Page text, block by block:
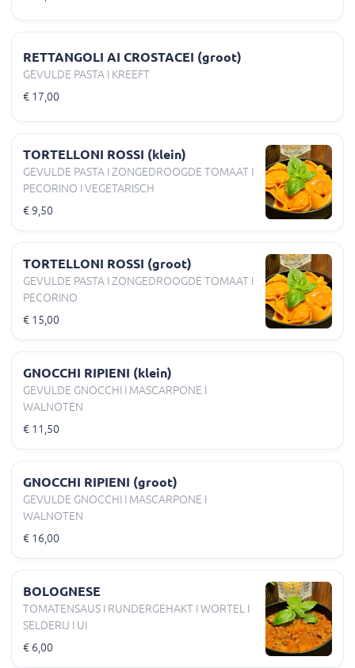
RETTANGOLI AI CROSTACEI (groot)
GEVULDE PASTA I KREEFT
€ 17,00
TORTELLONI ROSSI (klein)
GEVULDE PASTA I ZONGEDROOGDE TOMAAT I
PECORINO I VEGETARISCH
€ 9,50
TORTELLONI ROSSI (groot)
GEVULDE PASTA I ZONGEDROOGDE TOMAAT I
PECORINO
€ 15,00
GNOCCHI RIPIENI (klein)
GEVULDE GNOCCHI I MASCARPONE I
WALNOTEN
€ 11,50
GNOCCHI RIPIENI (groot)
GEVULDE GNOCCHI I MASCARPONE I
WALNOTEN
€ 16,00
BOLOGNESE
TOMATENSAUS I RUNDERGEHAKT I WORTEL I
SELDERIJ I UI
€ 6,00